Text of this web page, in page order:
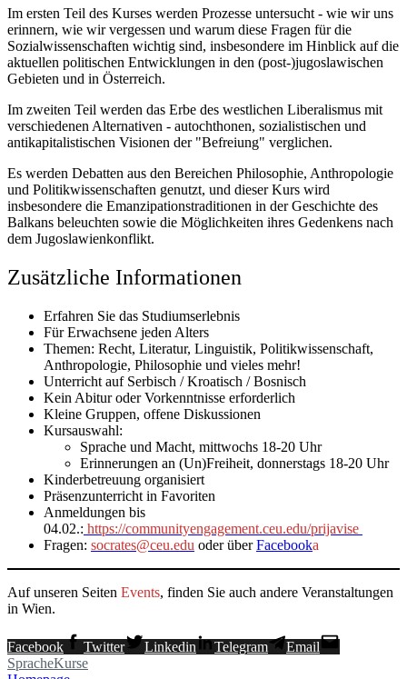
Im ersten Teil des Kurses werden Prozesse untersucht - wie wir uns
erinnern, wie wir vergessen und warum diese Fragen für die
Sozialwissenschaften wichtig sind, insbesondere im Hinblick auf die
aktuellen politischen Entwicklungen in den (post-)jugoslawischen
Gebieten und in Österreich.
Im zweiten Teil werden das Erbe des westlichen Liberalismus mit
verschiedenen Alternativen - autochthonen, sozialistischen und
antikapitalistischen Visionen der "Befreiung" verglichen.
Es werden Debatten aus den Bereichen Philosophie, Anthropologie
und Politikwissenschaften genutzt, und dieser Kurs wird
insbesondere die Emanzipationstraditionen in der Geschichte des
Balkans beleuchten sowie die Möglichkeiten ihres Gedenkens nach
dem Jugoslawienkonflikt.
Zusätzliche Informationen
Erfahren Sie das Studiumserlebnis
Für Erwachsene jeden Alters
Themen: Recht, Literatur, Linguistik, Politikwissenschaft,
Anthropologie, Philosophie und vieles mehr!
Unterricht auf Serbisch / Kroatisch / Bosnisch
Kein Abitur oder Vorkenntnisse erforderlich
Kleine Gruppen, offene Diskussionen
Kursauswahl:
Sprache und Macht, mittwochs 18-20 Uhr
Erinnerungen an (Un)Freiheit, donnerstags 18-20 Uhr
Kinderbetreuung organisiert
Präsenzunterricht in Favoriten
Anmeldungen bis
04.02.: https://communityengagement.ceu.edu/prijavise
Fragen: socrates@ceu.edu oder überFacebooka
Auf unseren Seiten Events, finden Sie auch andere Veranstaltungen
in Wien.
Facebook Twitter Linkedin Telegram
Email
SpracheKurse